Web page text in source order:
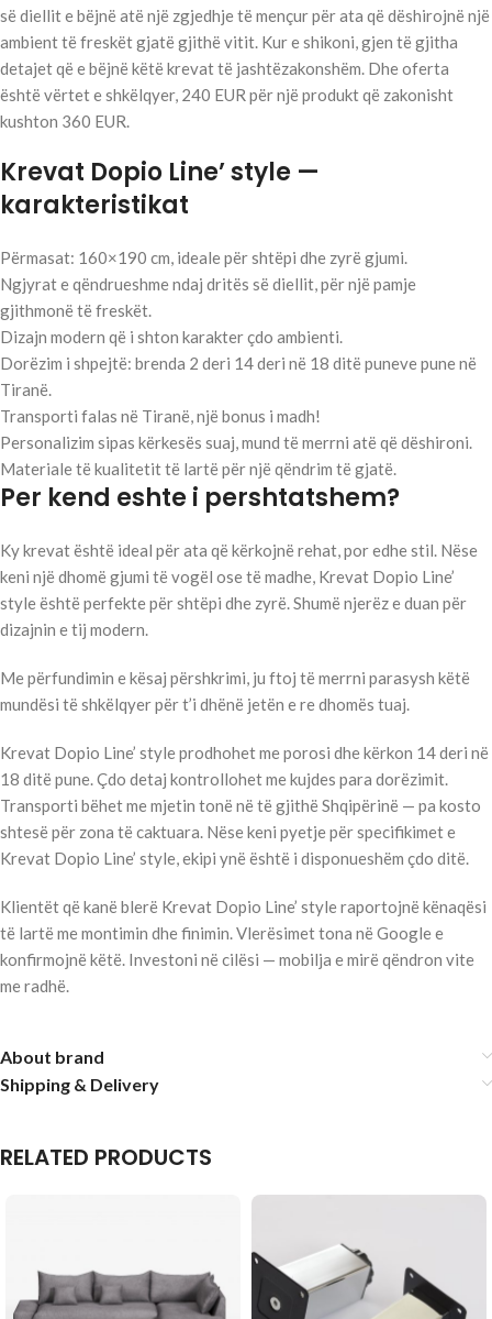
së diellit e bëjnë atë një zgjedhje të mençur për ata që dëshirojnë një
ambient të freskët gjatë gjithë vitit. Kur e shikoni, gjen të gjitha
detajet që e bëjnë këtë krevat të jashtëzakonshëm. Dhe oferta
është vërtet e shkëlqyer, 240 EUR për një produkt që zakonisht
kushton 360 EUR.
Krevat Dopio Line’ style —
karakteristikat
Përmasat: 160×190 cm, ideale për shtëpi dhe zyrë gjumi.
Ngjyrat e qëndrueshme ndaj dritës së diellit, për një pamje
gjithmonë të freskët.
Dizajn modern që i shton karakter çdo ambienti.
Dorëzim i shpejtë: brenda 2 deri 14 deri në 18 ditë puneve pune në
Tiranë.
Transporti falas në Tiranë, një bonus i madh!
Personalizim sipas kërkesës suaj, mund të merrni atë që dëshironi.
Materiale të kualitetit të lartë për një qëndrim të gjatë.
Per kend eshte i pershtatshem?
Ky krevat është ideal për ata që kërkojnë rehat, por edhe stil. Nëse
keni një dhomë gjumi të vogël ose të madhe, Krevat Dopio Line’
style është perfekte për shtëpi dhe zyrë. Shumë njerëz e duan për
dizajnin e tij modern.
Me përfundimin e kësaj përshkrimi, ju ftoj të merrni parasysh këtë
mundësi të shkëlqyer për t’i dhënë jetën e re dhomës tuaj.
Krevat Dopio Line’ style prodhohet me porosi dhe kërkon 14 deri në
18 ditë pune. Çdo detaj kontrollohet me kujdes para dorëzimit.
Transporti bëhet me mjetin tonë në të gjithë Shqipërinë — pa kosto
shtesë për zona të caktuara. Nëse keni pyetje për specifikimet e
Krevat Dopio Line’ style, ekipi ynë është i disponueshëm çdo ditë.
Klientët që kanë blerë Krevat Dopio Line’ style raportojnë kënaqësi
të lartë me montimin dhe finimin. Vlerësimet tona në Google e
konfirmojnë këtë. Investoni në cilësi — mobilja e mirë qëndron vite
me radhë.
About brand
Shipping & Delivery
RELATED PRODUCTS